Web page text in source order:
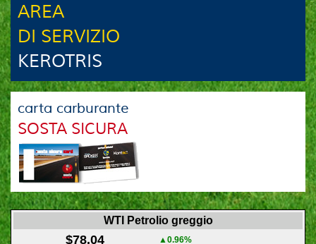
AREA
DI SERVIZIO
KEROTRIS
carta carburante
SOSTA SICURA
WTI Petrolio greggio
$78.04 ▲0.96%